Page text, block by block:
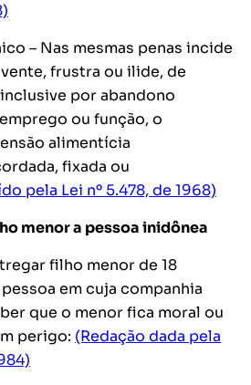
– Nas mesmas penas incide
frustra ou ilide, de
por abandono
ou função, o
alimentícia
fixada ou
pela Lei nº 5.478, de 1968)
menor a pessoa inidônea
filho menor de 18
em cuja companhia
que o menor fica moral ou
perigo: (Redação dada pela